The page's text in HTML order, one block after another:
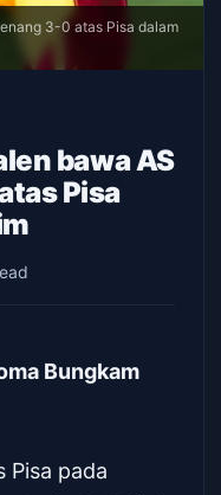
3-0 atas Pisa dalam
bawa AS
Pisa
Bungkam
Pisa pada